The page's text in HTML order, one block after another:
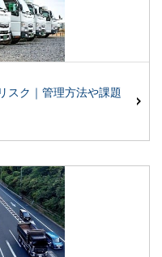
スク｜管理方法や課題